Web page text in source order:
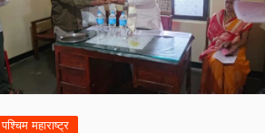
पश्चिम महाराष्ट्र